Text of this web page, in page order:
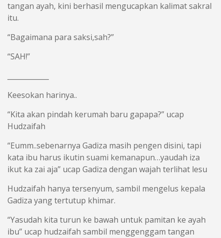
tangan ayah, kini berhasil mengucapkan kalimat sakral
itu.
“Bagaimana para saksi,sah?”
“SAH!”
Keesokan harinya..
“Kita akan pindah kerumah baru gapapa?” ucap
Hudzaifah
“Eumm..sebenarnya Gadiza masih pengen disini, tapi
kata ibu harus ikutin suami kemanapun…yaudah iza
ikut ka zai aja” ucap Gadiza dengan wajah terlihat lesu
Hudzaifah hanya tersenyum, sambil mengelus kepala
Gadiza yang tertutup khimar.
“Yasudah kita turun ke bawah untuk pamitan ke ayah
ibu” ucap hudzaifah sambil menggenggam tangan